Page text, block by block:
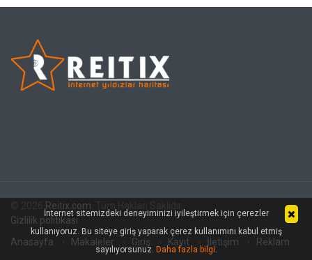
Reitix.com
Gizlilik politikası
Anasayfa
Makaleler Giriş Kayıt İletişim Reklam
İnternet sitemizdeki deneyiminizi iyileştirmek için çerezler
kullanıyoruz. Bu siteye giriş yaparak çerez kullanımını kabul etmiş
sayılıyorsunuz. Daha fazla bilgi.